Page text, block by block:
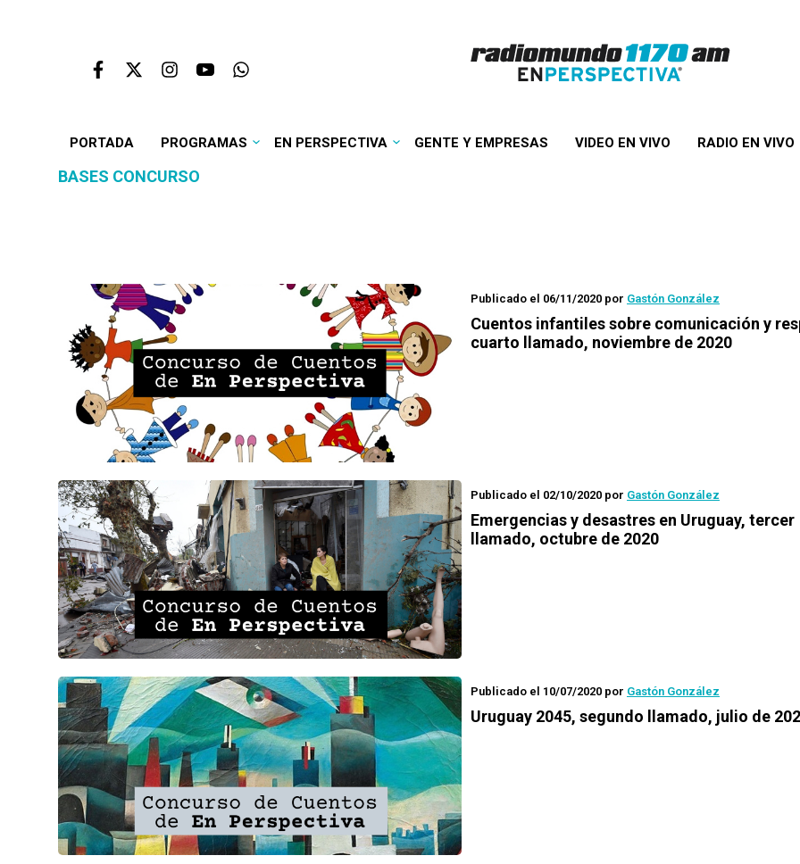
PORTADA PROGRAMAS EN PERSPECTIVA GENTE Y EMPRESAS VIDEO EN VIVO RADIO EN VIVO
BASES CONCURSO
Publicado el 06/11/2020 por Gastón González
Cuentos infantiles sobre comunicación y
cuarto llamado, noviembre de 2020
Publicado el 02/10/2020 por Gastón González
Emergencias y desastres en Uruguay, tercer
llamado, octubre de 2020
Publicado el 10/07/2020 por Gastón González
Uruguay 2045, segundo llamado, julio de